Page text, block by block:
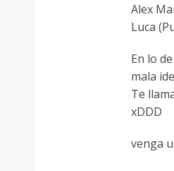
Alex
Luca
En lo
mala
Te
xDDD
venga